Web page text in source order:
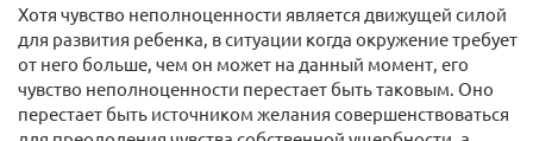
Хотя чувство неполноценности является движущей силой
для развития ребенка, в ситуации когда окружение требует
от него больше, чем он может на данный момент, его
чувство неполноценности перестает быть таковым. Оно
перестает быть источником желания совершенствоваться